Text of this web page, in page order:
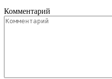
Комментарий